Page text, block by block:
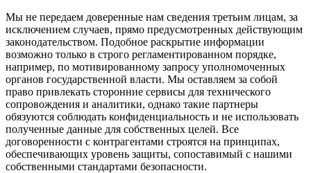
Мы не передаем доверенные нам сведения третьим лицам, за
исключением случаев, прямо предусмотренных действующим
законодательством. Подобное раскрытие информации
возможно только в строго регламентированном порядке,
например, по мотивированному запросу уполномоченных
органов государственной власти. Мы оставляем за собой
право привлекать сторонние сервисы для технического
сопровождения и аналитики, однако такие партнеры
обязуются соблюдать конфиденциальность и не использовать
полученные данные для собственных целей. Все
договоренности с контрагентами строятся на принципах,
обеспечивающих уровень защиты, сопоставимый с нашими
собственными стандартами безопасности.